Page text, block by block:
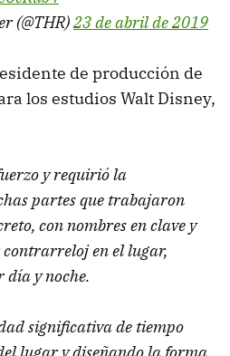
(@THR)23 de abril de 2019
de producción de
los estudios Walt Disney,
y requirió la
partes que trabajaron
con nombres en clave y
en el lugar,
y noche.
significativa de tiempo